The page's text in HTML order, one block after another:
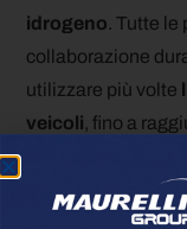
idrogeno. Tutte le
collaborazione
utilizzare più volte
veicoli, fino a
Foto |Sito web